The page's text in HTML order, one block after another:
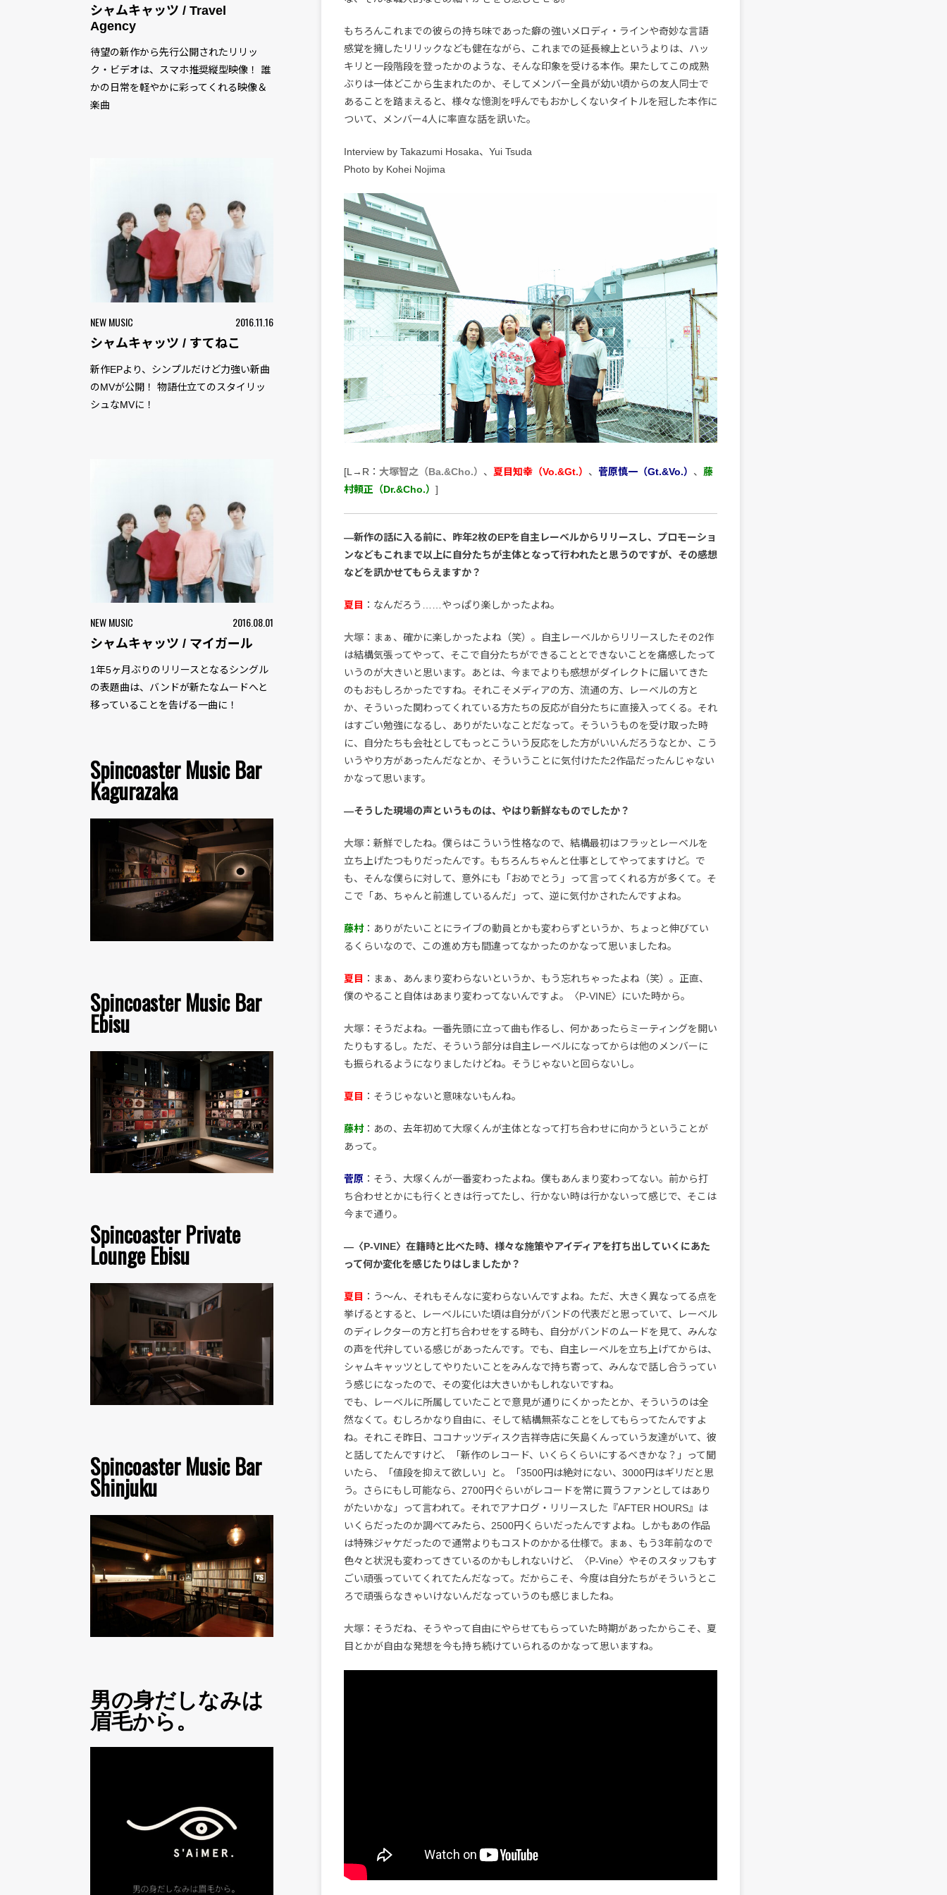
シャムキャッツ / Travel
Agency
待望の新作から先行公開されたリリッ
ク・ビデオは、スマホ推奨縦型映像！ 誰
かの日常を軽やかに彩ってくれる映像＆
楽曲
NEW MUSIC 2016.11.16
シャムキャッツ / すてねこ
新作EPより、シンプルだけど力強い新曲
のMVが公開！ 物語仕立てのスタイリッ
シュなMVに！
NEW MUSIC 2016.08.01
シャムキャッツ / マイガール
1年5ヶ月ぶりのリリースとなるシングル
の表題曲は、バンドが新たなムードへと
移っていることを告げる一曲に！
Spincoaster Music Bar
Kagurazaka
Spincoaster Music Bar
Ebisu
Spincoaster Private
Lounge Ebisu
Spincoaster Music Bar
Shinjuku
男の身だしなみは
眉毛から。
もちろんこれまでの彼らの持ち味であった癖の強いメロディ・ラインや奇妙な言語
感覚を擁したリリックなども健在ながら、これまでの延長線上というよりは、ハッ
キリと一段階段を登ったかのような、そんな印象を受ける本作。果たしてこの成熟
ぶりは一体どこから生まれたのか、そしてメンバー全員が幼い頃からの友人同士で
あることを踏まえると、様々な憶測を呼んでもおかしくないタイトルを冠した本作に
ついて、メンバー4人に率直な話を訊いた。
Interview by Takazumi Hosaka、Yui Tsuda
Photo by Kohei Nojima
[L→R： 大塚智之（Ba.&Cho.） 、 夏目知幸（Vo.&Gt.） 、 菅原慎一（Gt.&Vo.） 、 藤
村頼正（Dr.&Cho.） ]
―新作の話に入る前に、昨年2枚のEPを自主レーベルからリリースし、プロモーショ
ンなどもこれまで以上に自分たちが主体となって行われたと思うのですが、その感想
などを訊かせてもらえますか？
夏目 ：なんだろう……やっぱり楽しかったよね。
大塚 ：まぁ、確かに楽しかったよね（笑）。自主レーベルからリリースしたその2作
は結構気張ってやって、そこで自分たちができることとできないことを痛感したって
いうのが大きいと思います。あとは、今までよりも感想がダイレクトに届いてきた
のもおもしろかったですね。それこそメディアの方、流通の方、レーベルの方と
か、そういった関わってくれている方たちの反応が自分たちに直接入ってくる。それ
はすごい勉強になるし、ありがたいなことだなって。そういうものを受け取った時
に、自分たちも会社としてもっとこういう反応をした方がいいんだろうなとか、こう
いうやり方があったんだなとか、そういうことに気付けたた2作品だったんじゃない
かなって思います。
―そうした現場の声というものは、やはり新鮮なものでしたか？
大塚 ：新鮮でしたね。僕らはこういう性格なので、結構最初はフラッとレーベルを
立ち上げたつもりだったんです。もちろんちゃんと仕事としてやってますけど。で
も、そんな僕らに対して、意外にも「おめでとう」って言ってくれる方が多くて。そ
こで「あ、ちゃんと前進しているんだ」って、逆に気付かされたんですよね。
藤村：ありがたいことにライブの動員とかも変わらずというか、ちょっと伸びてい
るくらいなので、この進め方も間違ってなかったのかなって思いましたね。
夏目 ：まぁ、あんまり変わらないというか、もう忘れちゃったよね（笑）。正直、
僕のやること自体はあまり変わってないんですよ。〈P-VINE〉にいた時から。
大塚 ：そうだよね。一番先頭に立って曲も作るし、何かあったらミーティングを開い
たりもするし。ただ、そういう部分は自主レーベルになってからは他のメンバーに
も振られるようになりましたけどね。そうじゃないと回らないし。
夏目 ：そうじゃないと意味ないもんね。
藤村：あの、去年初めて大塚くんが主体となって打ち合わせに向かうということが
あって。
菅原 ：そう、大塚くんが一番変わったよね。僕もあんまり変わってない。前から打
ち合わせとかにも行くときは行ってたし、行かない時は行かないって感じで、そこは
今まで通り。
―〈P-VINE〉在籍時と比べた時、様々な施策やアイディアを打ち出していくにあた
って何か変化を感じたりはしましたか？
夏目 ：う〜ん、それもそんなに変わらないんですよね。ただ、大きく異なってる点を
挙げるとすると、レーベルにいた頃は自分がバンドの代表だと思っていて、レーベル
のディレクターの方と打ち合わせをする時も、自分がバンドのムードを見て、みんな
の声を代弁している感じがあったんです。でも、自主レーベルを立ち上げてからは、
シャムキャッツとしてやりたいことをみんなで持ち寄って、みんなで話し合うってい
う感じになったので、その変化は大きいかもしれないですね。
でも、レーベルに所属していたことで意見が通りにくかったとか、そういうのは全
然なくて。むしろかなり自由に、そして結構無茶なことをしてもらってたんですよ
ね。それこそ昨日、ココナッツディスク吉祥寺店に矢島くんっていう友達がいて、彼
と話してたんですけど、「新作のレコード、いくらくらいにするべきかな？」って聞
いたら、「値段を抑えて欲しい」と。「3500円は絶対にない、3000円はギリだと思
う。さらにもし可能なら、2700円ぐらいがレコードを常に買うファンとしてはあり
がたいかな」って言われて。それでアナログ・リリースした『AFTER HOURS』は
いくらだったのか調べてみたら、2500円くらいだったんですよね。しかもあの作品
は特殊ジャケだったので通常よりもコストのかかる仕様で。まぁ、もう3年前なので
色々と状況も変わってきているのかもしれないけど、〈P-Vine〉やそのスタッフもす
ごい頑張っていてくれてたんだなって。だからこそ、今度は自分たちがそういうとこ
ろで頑張らなきゃいけないんだなっていうのも感じましたね。
大塚 ：そうだね、そうやって自由にやらせてもらっていた時期があったからこそ、夏
目とかが自由な発想を今も持ち続けていられるのかなって思いますね。